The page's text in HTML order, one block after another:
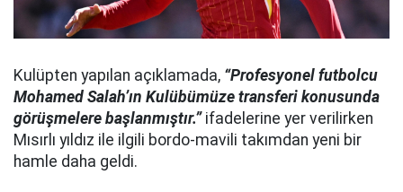
Kulüpten yapılan açıklamada, “Profesyonel futbolcu
Mohamed Salah’ın Kulübümüze transferi konusunda
görüşmelere başlanmıştır.”ifadelerine yer verilirken
Mısırlı yıldız ile ilgili bordo-mavili takımdan yeni bir
hamle daha geldi.